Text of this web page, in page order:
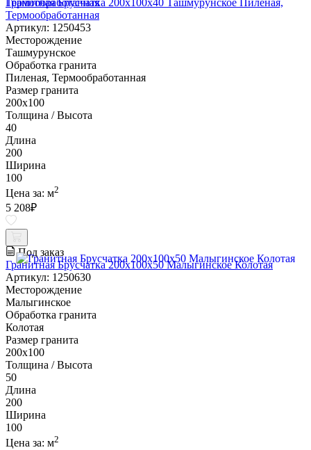
Термообработанная
Артикул: 1250453
Месторождение
Ташмурунское
Обработка гранита
Пиленая, Термообработанная
Размер гранита
200х100
Толщина / Высота
40
Длина
200
Ширина
100
Цена за: м2
5 208₽
Под заказ
Гранитная Брусчатка 200х100x50 Малыгинское Колотая
Артикул: 1250630
Месторождение
Малыгинское
Обработка гранита
Колотая
Размер гранита
200х100
Толщина / Высота
50
Длина
200
Ширина
100
Цена за: м2